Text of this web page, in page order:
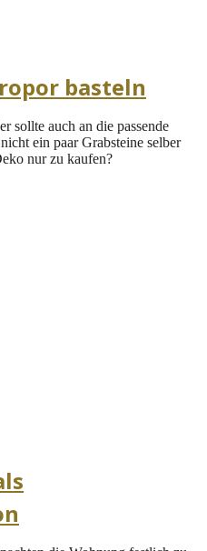
basteln
sollte auch an die passende
ein paar Grabsteine selber
nur zu kaufen?